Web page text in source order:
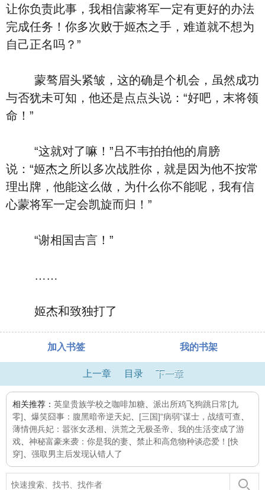
让你负责此事，我相信蒙将军一定有更好的办法
完成任务！你多次败于姬杰之手，难道就不想为
自己正名吗？”
蒙骜眉头紧皱，这的确是个机会，虽然成功
与否犹未可知，他还是点点头说：“好吧，末将领
命！”
“这就对了嘛！”吕不韦拍拍他的肩膀
说：“姬杰之所以多次战胜你，就是因为他不按常
理出牌，他能这么做，为什么你不能呢，我有信
心蒙将军一定会凯旋而归！”
“谢相国吉言！”
……
姬杰和致独打了
加入书签 我的书架
上一章 目录 下一章
相关推荐： 英皇贵族学校之咖啡加糖
派出所鸡飞狗跳日常[九
零]
爆笑囧事：腹黑暗帝逆天妃 [三国]“病弱”谋士，战绩可查
薄情佣兵妃：嚣张女丞相
洪荒之无极圣帝
我的生活变成了游
戏
神秘富豪来袭：你是我的妻
禁止和高危物种谈恋爱！[快
穿]
强取男主后发现认错人了